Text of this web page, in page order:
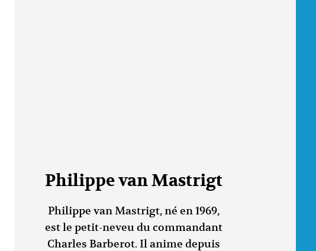
Philippe van Mastrigt
Philippe van Mastrigt, né en 1969,
est le petit-neveu du commandant
Charles Barberot. Il anime depuis